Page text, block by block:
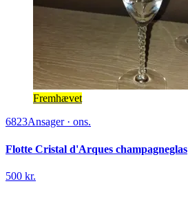
Fremhævet
6823Ansager· ons.
Flotte Cristal d'Arques champagneglas
500 kr.